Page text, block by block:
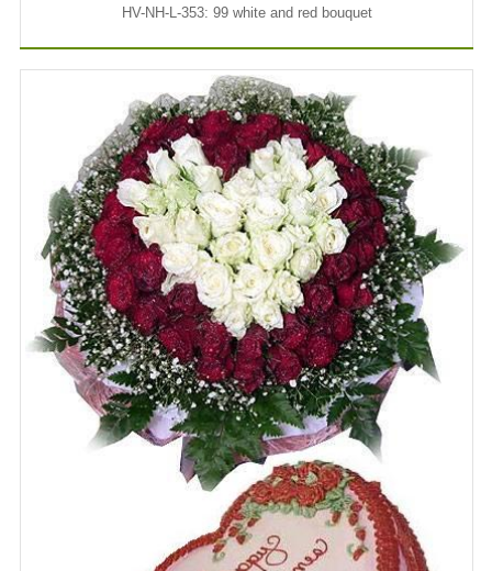
HV-NH-L-353: 99 white and red bouquet